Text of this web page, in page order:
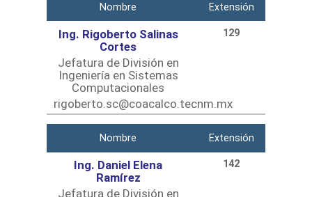
Nombre Extensión
Ing. Rigoberto Salinas
Cortes
Jefatura de División en
Ingeniería en Sistemas
Computacionales
rigoberto.sc@coacalco.tecnm.mx
129
Nombre Extensión
Ing. Daniel Elena
Ramírez
Jefatura de División en
142